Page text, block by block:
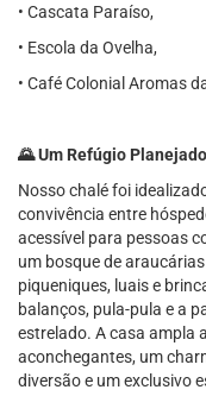
• Cascata Paraíso,
• Escola da Ovelha,
• Café Colonial Aromas
🌄 Um Refúgio
Nosso chalé foi
convivência entre
acessível para pessoas
um bosque de
piqueniques, luais e
balanços, pula-pula e a
estrelado. A casa ampla
aconchegantes, um
diversão e um exclusivo